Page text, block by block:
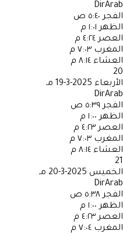
DirArab
الفجر ٥:٤٠ ص
الظهر ١:٠١ م
العصر ٤:٢٤ م
المغرب ٧:٠٣ م
العشاء ٨:١٤ م
20
الأربعاء 2025-3-19 مـ
DirArab
الفجر ٥:٣٩ ص
الظهر ١:٠٠ م
العصر ٤:٢٣ م
المغرب ٧:٠٣ م
العشاء ٨:١٤ م
21
الخميس 2025-3-20 مـ
DirArab
الفجر ٥:٣٨ ص
الظهر ١:٠٠ م
العصر ٤:٢٣ م
المغرب ٧:٠٤ م